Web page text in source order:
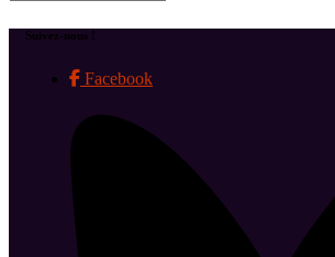
Suivez-nous !
Facebook